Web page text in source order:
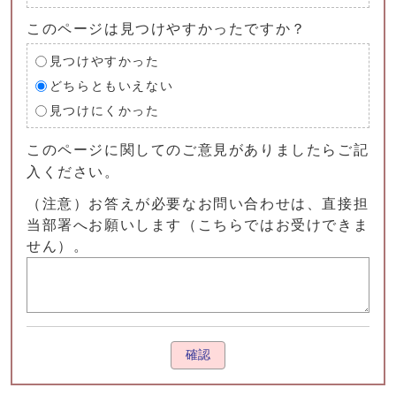
このページは見つけやすかったですか？
見つけやすかった
どちらともいえない
見つけにくかった
このページに関してのご意見がありましたらご記
入ください。
（注意）お答えが必要なお問い合わせは、直接担
当部署へお願いします（こちらではお受けできま
せん）。
確認